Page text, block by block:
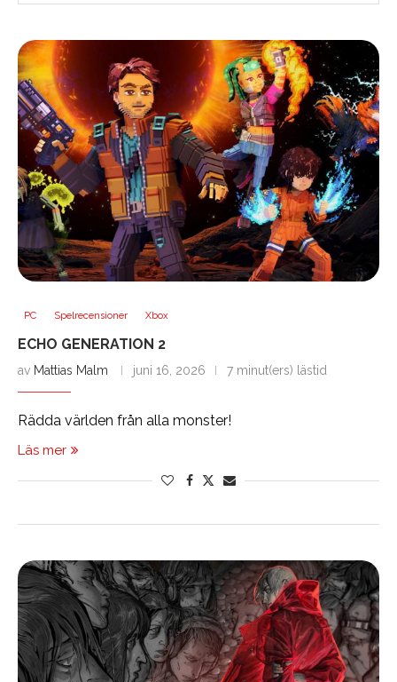
PC Spelrecensioner Xbox
ECHO GENERATION 2
av Mattias Malm juni 16, 2026 7 minut(ers) lästid
Rädda världen från alla monster!
Läs mer